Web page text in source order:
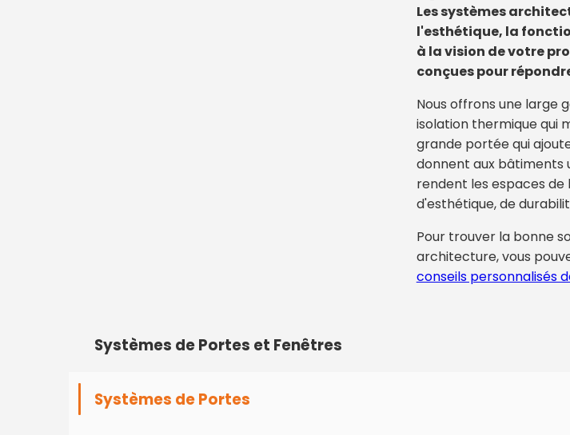
Les systèmes
l'esthétique, la
à la vision de votre
conçues pour
Nous offrons une large
isolation thermique qui
grande portée qui
donnent aux bâtiments
rendent les espaces de
d'esthétique, de
Pour trouver la bonne
architecture, vous
conseils personnalisés
Systèmes de Portes et Fenêtres
Les systèmes de portes et fenêtres sont les éléments
Systèmes de Portes